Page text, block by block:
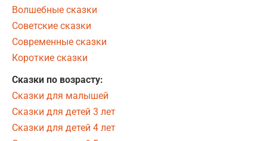
Волшебные сказки
Советские сказки
Современные сказки
Короткие сказки
Сказки по возрасту:
Сказки для малышей
Сказки для детей 3 лет
Сказки для детей 4 лет